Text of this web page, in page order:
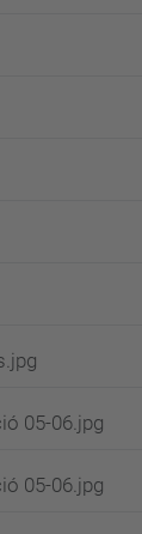
05-06.jpg
05-06.jpg